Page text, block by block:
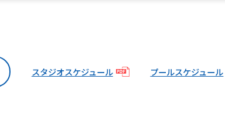
スタジオスケジュール プールスケジュール